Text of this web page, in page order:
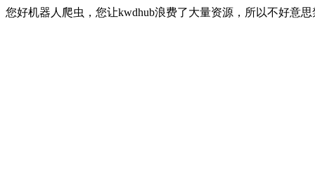
您好机器人爬虫，您让kwdhub浪费了大量资源，所以不好意思